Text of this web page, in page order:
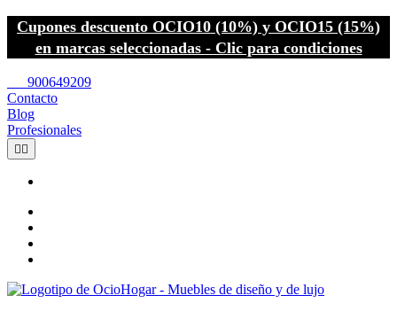
Cupones descuento OCIO10 (10%) y OCIO15 (15%)
en marcas seleccionadas - Clic para condiciones
900649209
Contacto
Blog
Profesionales
 